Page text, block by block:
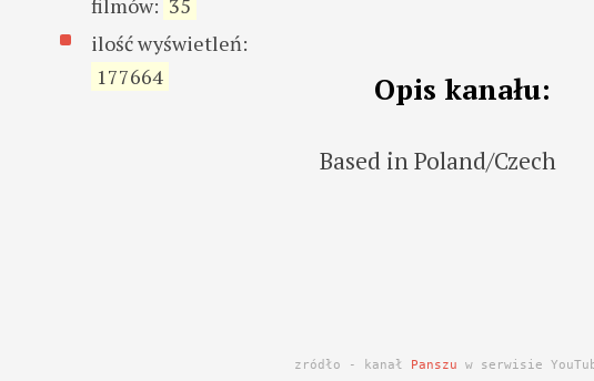
ilość wyświetleń:
177664
Opis kanału:
Based in Poland/Czech
zródło - kanał Panszu w serwisie